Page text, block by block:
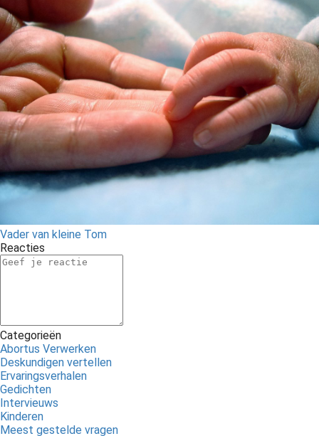
Vader van kleine Tom
Reacties
Categorieën
Abortus Verwerken
Deskundigen vertellen
Ervaringsverhalen
Gedichten
Intervieuws
Kinderen
Meest gestelde vragen